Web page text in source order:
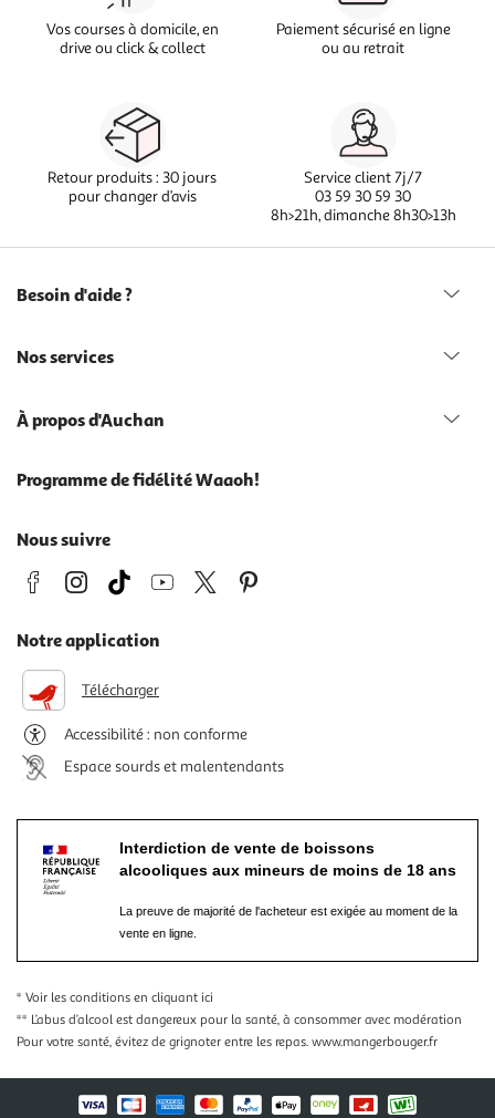
Vos courses à domicile, en
drive ou click & collect
Paiement sécurisé en ligne
ou au retrait
Retour produits : 30 jours
pour changer d’avis
Service client 7j/7
03 59 30 59 30
8h>21h, dimanche 8h30>13h
Besoin d'aide ?
Nos services
À propos d'Auchan
Programme de fidélité Waaoh!
Nous suivre
Notre application
Télécharger
Accessibilité : non conforme
Espace sourds et malentendants
Interdiction de vente de boissons
alcooliques aux mineurs de moins de 18 ans
La preuve de majorité de l'acheteur est exigée au moment de la
vente en ligne.
* Voir les conditions en cliquant ici
** L’abus d’alcool est dangereux pour la santé, à consommer avec modération
Pour votre santé, évitez de grignoter entre les repas. www.mangerbouger.fr